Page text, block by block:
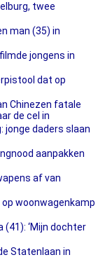
twee
man (35) in
jongens in
dat op
Chinezen fatale
de cel in
jonge daders slaan
aanpakken
af van
woonwagenkamp
(41): ‘Mijn dochter
Statenlaan in